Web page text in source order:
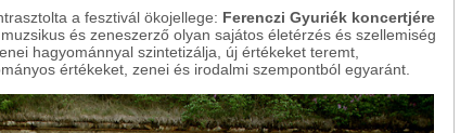
a fesztivál ökojellege: Ferenczi Gyuriék koncertjére
és zeneszerző olyan sajátos életérzés és szellemiség
hagyománnyal szintetizálja, új értékeket teremt,
értékeket, zenei és irodalmi szempontból egyaránt.